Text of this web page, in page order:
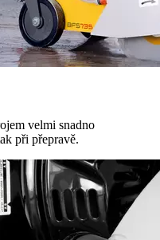
velmi snadno
při přepravě.